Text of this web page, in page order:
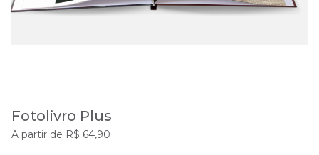
Fotolivro Plus
A partir de R$ 64,90